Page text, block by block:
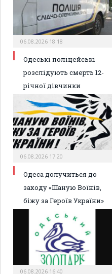
06.08.2026 18:18
Одеські поліцейські
розслідують смерть 12-
річної дівчинки
06.08.2026 17:20
Одеса долучиться до
заходу «Шаную Воїнів,
біжу за Героїв України»
06.08.2026 16:40